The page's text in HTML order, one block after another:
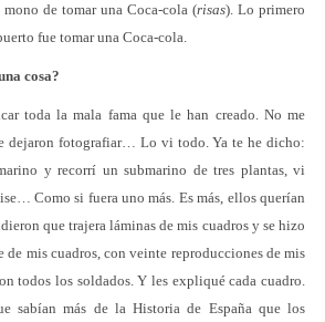
mono de tomar una Coca-cola (risas). Lo primero
fue tomar una Coca-cola.
cosa?
toda la mala fama que le han creado. No me
dejaron fotografiar… Lo vi todo. Ya te he dicho:
y recorrí un submarino de tres plantas, vi
Como si fuera uno más. Es más, ellos querían
que trajera láminas de mis cuadros y se hizo
de mis cuadros, con veinte reproducciones de mis
todos los soldados. Y les expliqué cada cuadro.
sabían más de la Historia de España que los